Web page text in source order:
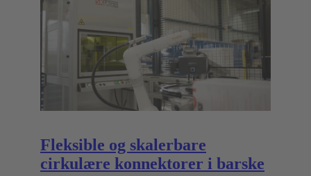
Fleksible og skalerbare
cirkulære konnektorer i barske